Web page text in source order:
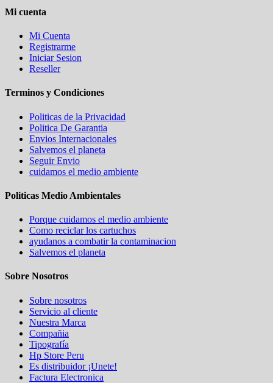
Mi cuenta
Mi Cuenta
Registrarme
Iniciar Sesion
Reseller
Terminos y Condiciones
Politicas de la Privacidad
Politica De Garantia
Envios Internacionales
Salvemos el planeta
Seguir Envio
cuidamos el medio ambiente
Politicas Medio Ambientales
Porque cuidamos el medio ambiente
Como reciclar los cartuchos
ayudanos a combatir la contaminacion
Salvemos el planeta
Sobre Nosotros
Sobre nosotros
Servicio al cliente
Nuestra Marca
Compañia
Tipografía
Hp Store Peru
Es distribuidor ¡Unete!
Factura Electronica